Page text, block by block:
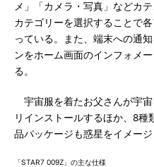
メ」「カメラ・写真」などカ
カテゴリーを選択することで
っている。また、端末への通
ンをホーム画面のインフォメ
る。
宇宙服を着たお父さんが宇
リインストールするほか、8種
品パッケージも惑星をイメー
「STAR7 009Z」の主な仕様